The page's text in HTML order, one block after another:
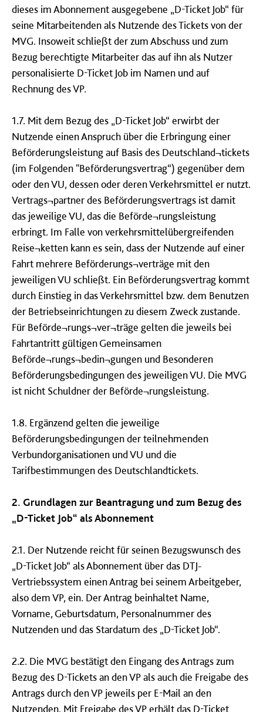
dieses im Abonnement ausgegebene „D-Ticket Job“ für
seine Mitarbeitenden als Nutzende des Tickets von der
MVG. Insoweit schließt der zum Abschuss und zum
Bezug berechtigte Mitarbeiter das auf ihn als Nutzer
personalisierte D-Ticket Job im Namen und auf
Rechnung des VP.
1.7. Mit dem Bezug des „D-Ticket Job“ erwirbt der
Nutzende einen Anspruch über die Erbringung einer
Beförderungsleistung auf Basis des Deutschland¬tickets
(im Folgenden "Beförderungsvertrag“) gegenüber dem
oder den VU, dessen oder deren Verkehrsmittel er nutzt.
Vertrags¬partner des Beförderungsvertrags ist damit
das jeweilige VU, das die Beförde¬rungsleistung
erbringt. Im Falle von verkehrsmittelübergreifenden
Reise¬ketten kann es sein, dass der Nutzende auf einer
Fahrt mehrere Beförderungs¬verträge mit den
jeweiligen VU schließt. Ein Beförderungsvertrag kommt
durch Einstieg in das Verkehrsmittel bzw. dem Benutzen
der Betriebseinrichtungen zu diesem Zweck zustande.
Für Beförde¬rungs¬ver¬träge gelten die jeweils bei
Fahrtantritt gültigen Gemeinsamen
Beförde¬rungs¬bedin¬gungen und Besonderen
Beförderungsbedingungen des jeweiligen VU. Die MVG
ist nicht Schuldner der Beförde¬rungsleistung.
1.8. Ergänzend gelten die jeweilige
Beförderungsbedingungen der teilnehmenden
Verbundorganisationen und VU und die
Tarifbestimmungen des Deutschlandtickets.
2. Grundlagen zur Beantragung und zum Bezug des
„D-Ticket Job“ als Abonnement
2.1. Der Nutzende reicht für seinen Bezugswunsch des
„D-Ticket Job“ als Abonnement über das DTJ-
Vertriebssystem einen Antrag bei seinem Arbeitgeber,
also dem VP, ein. Der Antrag beinhaltet Name,
Vorname, Geburtsdatum, Personalnummer des
Nutzenden und das Stardatum des „D-Ticket Job“.
2.2. Die MVG bestätigt den Eingang des Antrags zum
Bezug des D-Tickets an den VP als auch die Freigabe des
Antrags durch den VP jeweils per E-Mail an den
Nutzenden. Mit Freigabe des VP erhält das D-Ticket